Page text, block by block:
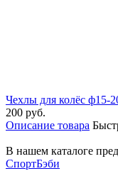
Чехлы для колёс ф15-
200 руб.
Описание товара
В нашем каталоге
СпортБэби